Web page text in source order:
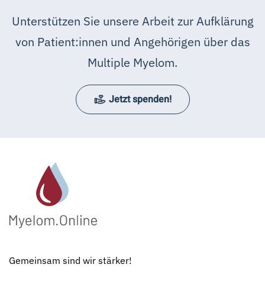
Unterstützen Sie unsere Arbeit zur Aufklärung
von Patient:innen und Angehörigen über das
Multiple Myelom.
Jetzt spenden!
Gemeinsam sind wir stärker!